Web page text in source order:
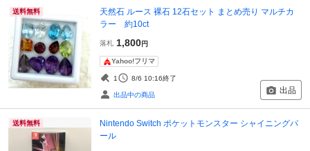
送料無料
天然石 ルース 裸石 12石セット まとめ売り マルチカ
ラー 約10ct
落札 1,800円
Yahoo!フリマ
1 8/6 10:16終了
出品中の商品 出品
送料無料
Nintendo Switch ポケットモンスター シャイニングパ
ール